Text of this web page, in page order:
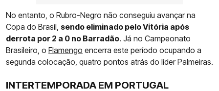
No entanto, o Rubro-Negro não conseguiu avançar na
Copa do Brasil, sendo eliminado pelo Vitória após
derrota por 2 a 0 no Barradão. Já no Campeonato
Brasileiro, o Flamengo encerra este período ocupando a
segunda colocação, quatro pontos atrás do líder Palmeiras.
INTERTEMPORADA EM PORTUGAL